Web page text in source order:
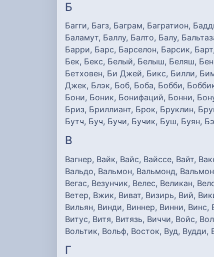
Б
Багги, Багз, Баграм, Багратион,
Баламут, Баллу, Балто, Балу,
Барри, Барс, Барселон, Барсик,
Бек, Бекс, Белый, Белыш, Беляш,
Бетховен, Би Джей, Бикс, Билли,
Джек, Блэк, Боб, Боба, Бобби,
Бони, Боник, Бонифаций, Бонни,
Бриз, Бриллиант, Брок, Бруклин,
Бутч, Буч, Бучи, Бучик, Буш, Буян,
В
Вагнер, Вайк, Вайс, Вайссе, Вайт,
Вальдо, Вальмон, Вальмонд,
Вегас, Везунчик, Велес, Великан,
Ветер, Вжик, Виват, Визирь, Вий,
Вильян, Винди, Виннер, Винни, Винс,
Витус, Витя, Витязь, Виччи, Войс,
Вольтик, Вольф, Восток, Вуд, Вудди,
Г